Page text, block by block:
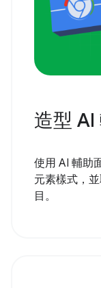
造型
使用 AI 輔助
元素樣式，
目。